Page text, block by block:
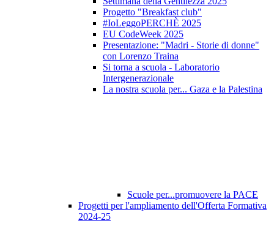
Progetto "Breakfast club"
#IoLeggoPERCHÈ 2025
EU CodeWeek 2025
Presentazione: "Madri - Storie di donne"
con Lorenzo Traina
Si torna a scuola - Laboratorio
Intergenerazionale
La nostra scuola per... Gaza e la Palestina
Scuole per...promuovere la PACE
Progetti per l'ampliamento dell'Offerta Formativa
2024-25